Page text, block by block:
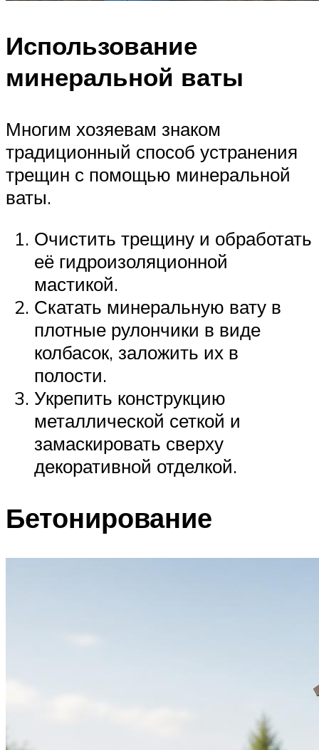
Использование
минеральной ваты
Многим хозяевам знаком
традиционный способ устранения
трещин с помощью минеральной
ваты.
Очистить трещину и обработать
её гидроизоляционной
мастикой.
Скатать минеральную вату в
плотные рулончики в виде
колбасок, заложить их в
полости.
Укрепить конструкцию
металлической сеткой и
замаскировать сверху
декоративной отделкой.
Бетонирование